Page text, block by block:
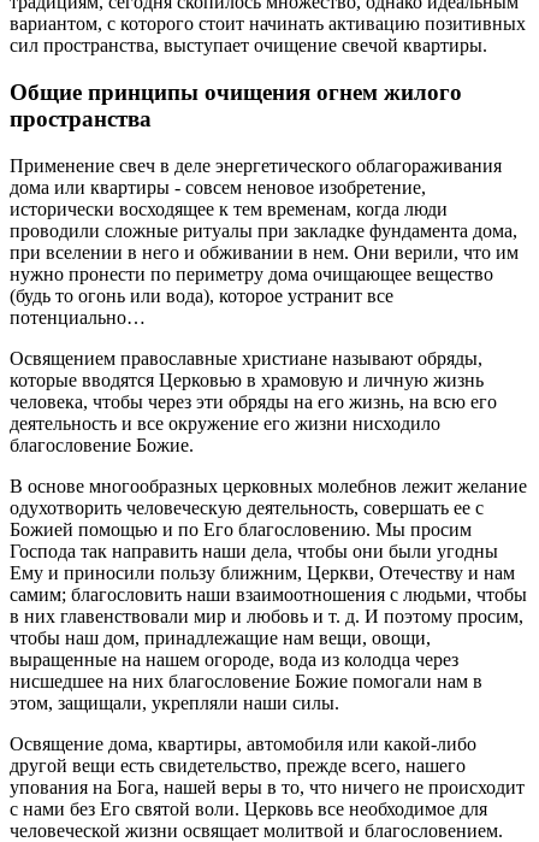
вариантом, с которого стоит начинать активацию позитивных
сил пространства, выступает очищение свечой квартиры.
Общие принципы очищения огнем жилого
пространства
Применение свеч в деле энергетического облагораживания
дома или квартиры - совсем неновое изобретение,
исторически восходящее к тем временам, когда люди
проводили сложные ритуалы при закладке фундамента дома,
при вселении в него и обживании в нем. Они верили, что им
нужно пронести по периметру дома очищающее вещество
(будь то огонь или вода), которое устранит все
потенциально…
Освящением православные христиане называют обряды,
которые вводятся Церковью в храмовую и личную жизнь
человека, чтобы через эти обряды на его жизнь, на всю его
деятельность и все окружение его жизни нисходило
благословение Божие.
В основе многообразных церковных молебнов лежит желание
одухотворить человеческую деятельность, совершать ее с
Божией помощью и по Его благословению. Мы просим
Господа так направить наши дела, чтобы они были угодны
Ему и приносили пользу ближним, Церкви, Отечеству и нам
самим; благословить наши взаимоотношения с людьми, чтобы
в них главенствовали мир и любовь и т. д. И поэтому просим,
чтобы наш дом, принадлежащие нам вещи, овощи,
выращенные на нашем огороде, вода из колодца через
нисшедшее на них благословение Божие помогали нам в
этом, защищали, укрепляли наши силы.
Освящение дома, квартиры, автомобиля или какой-либо
другой вещи есть свидетельство, прежде всего, нашего
упования на Бога, нашей веры в то, что ничего не происходит
с нами без Его святой воли. Церковь все необходимое для
человеческой жизни освящает молитвой и благословением.